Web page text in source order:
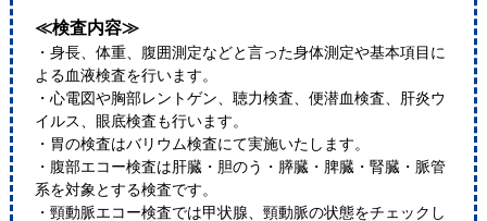
≪検査内容≫
・身長、体重、腹囲測定などと言った身体測定や基本項目に
よる血液検査を行います。
・心電図や胸部レントゲン、聴力検査、便潜血検査、肝炎ウ
イルス、眼底検査も行います。
・胃の検査はバリウム検査にて実施いたします。
・腹部エコー検査は肝臓・胆のう・膵臓・脾臓・腎臓・脈管
系を対象とする検査です。
・頸動脈エコー検査では甲状腺、頸動脈の状態をチェックし